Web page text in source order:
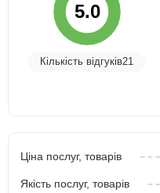
5.0
Кількість відгуків21
Ціна послуг, товарів
Якість послуг, товарів